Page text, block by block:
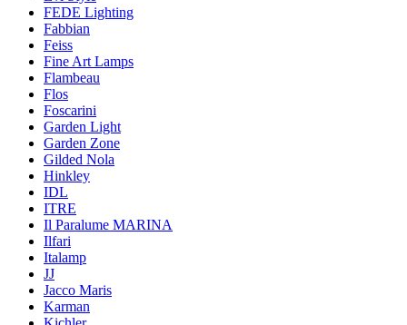
FEDE Lighting
Fabbian
Feiss
Fine Art Lamps
Flambeau
Flos
Foscarini
Garden Light
Garden Zone
Gilded Nola
Hinkley
IDL
ITRE
Il Paralume MARINA
Ilfari
Italamp
JJ
Jacco Maris
Karman